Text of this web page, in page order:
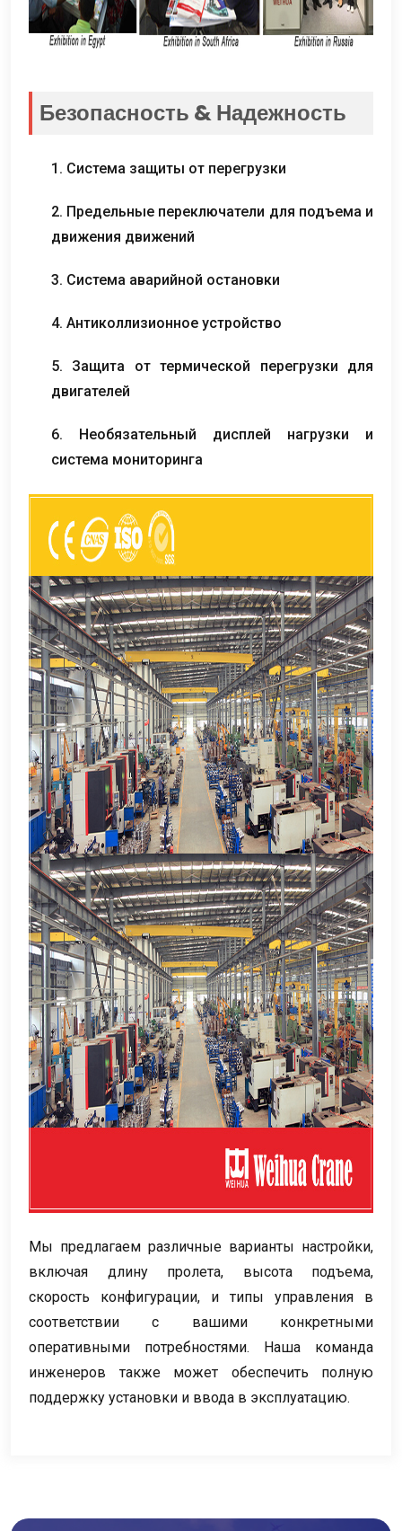
Безопасность & Надежность
1. Система защиты от перегрузки
2. Предельные переключатели для подъема и
движения движений
3. Система аварийной остановки
4. Антиколлизионное устройство
5. Защита от термической перегрузки для
двигателей
6. Необязательный дисплей нагрузки и
система мониторинга
Мы предлагаем различные варианты настройки,
включая длину пролета, высота подъема,
скорость конфигурации, и типы управления в
соответствии с вашими конкретными
оперативными потребностями. Наша команда
инженеров также может обеспечить полную
поддержку установки и ввода в эксплуатацию.